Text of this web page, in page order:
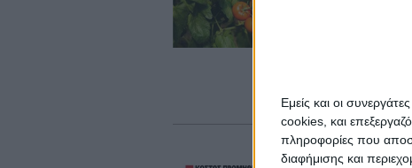
Εμείς και οι
cookies, και
πληροφορίες που
διαφήμισης και
του